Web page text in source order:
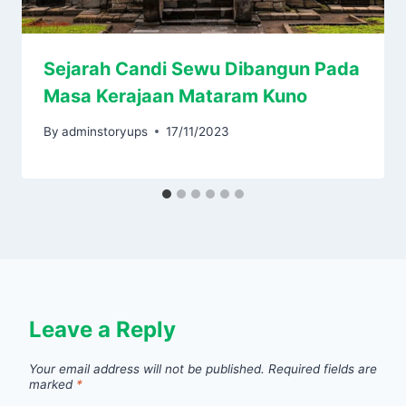
Sejarah Candi Sewu Dibangun Pada
Masa Kerajaan Mataram Kuno
By adminstoryups 17/11/2023
Leave a Reply
Your email address will not be published. Required fields are
marked *